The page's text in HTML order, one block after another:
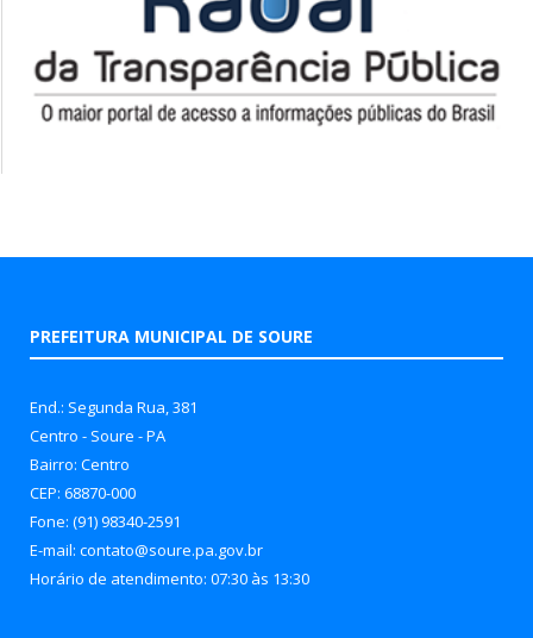
PREFEITURA MUNICIPAL DE SOURE
End.: Segunda Rua, 381
Centro - Soure - PA
Bairro: Centro
CEP: 68870-000
Fone: (91) 98340-2591
E-mail: contato@soure.pa.gov.br
Horário de atendimento: 07:30 às 13:30